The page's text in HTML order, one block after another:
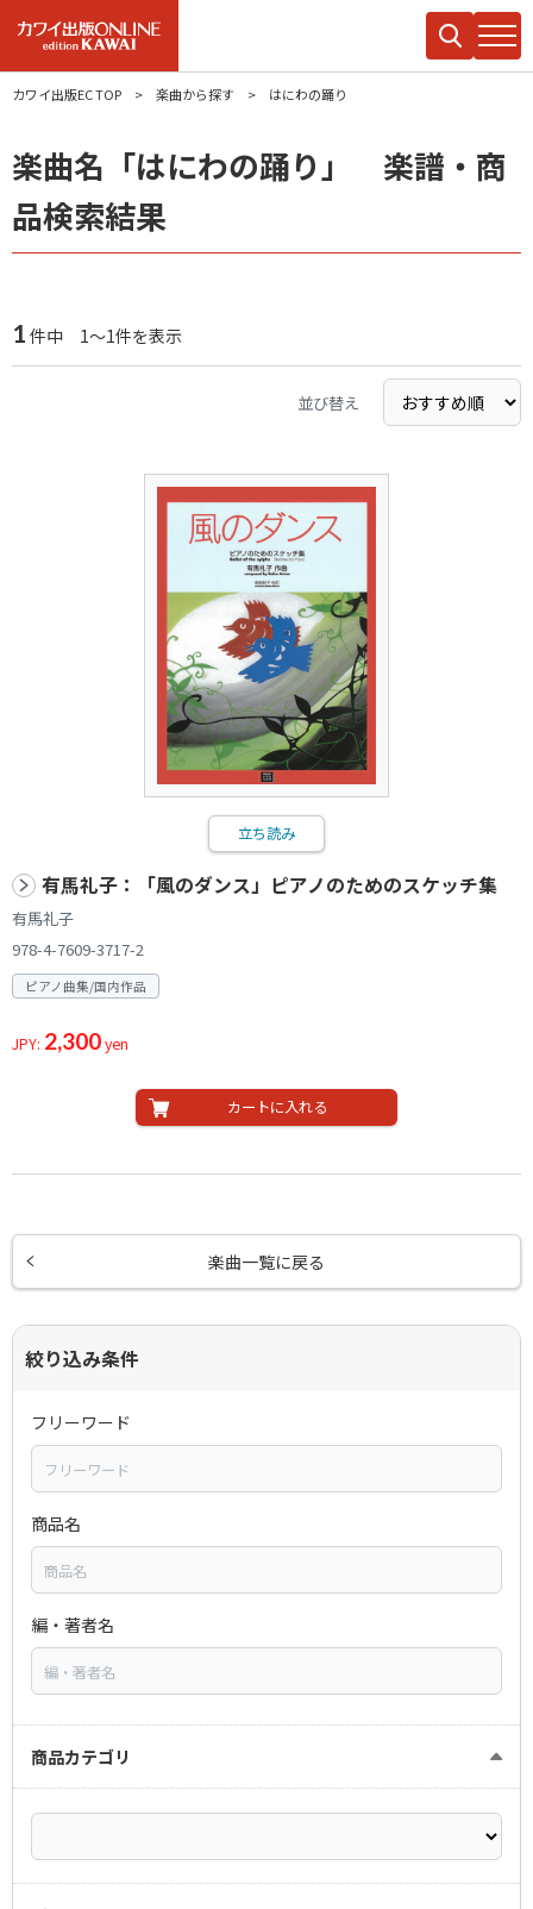
カワイ出版EC TOP 楽曲から探す はにわの踊り
楽曲名「はにわの踊り」 楽譜・商
品検索結果
1 件中 1～1件を表示
並び替え
立ち読み
有馬礼子：「風のダンス」ピアノのためのスケッチ集
有馬礼子
978-4-7609-3717-2
ピアノ曲集/国内作品
JPY: 2,300yen
カートに入れる
楽曲一覧に戻る
絞り込み条件
フリーワード
商品名
編・著者名
商品カテゴリ